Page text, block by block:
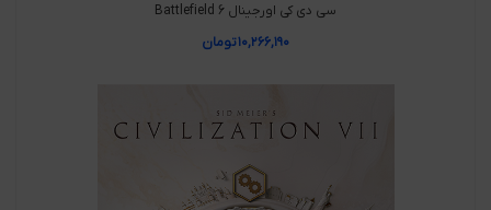
سی دی کی اورجینال Battlefield 6
۱۰,۲۶۶,۱۹۰تومان